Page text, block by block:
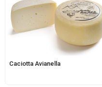
Caciotta Avianella